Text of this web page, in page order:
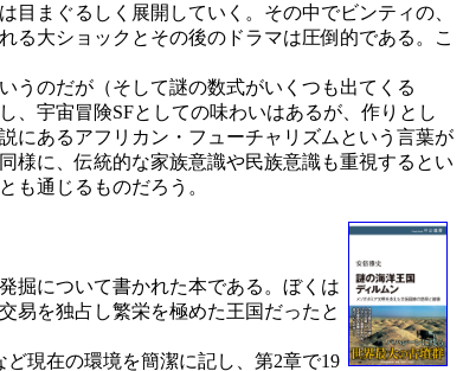
まぐるしく展開していく。その中でビンティの、
る大ショックとその後のドラマは圧倒的である。こ
うのだが（そして謎の数式がいくつも出てくる
、宇宙冒険SFとしての味わいはあるが、作りとし
にあるアフリカン・フューチャリズムという言葉が
様に、伝統的な家族意識や民族意識も重視するとい
も通じるものだろう。
掘について書かれた本である。ぼくは
易を独占し繁栄を極めた王国だったと
現在の環境を簡潔に記し、第2章で19